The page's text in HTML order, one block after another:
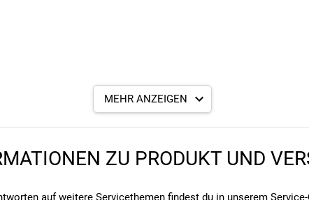
und den verbauten Komponenten bei Fahrrädern
und den verbauten Komponenten bei Fahrrädern
MEHR ANZEIGEN
ZU PRODUKT UND
auf weitere Servicethemen findest du in unserem